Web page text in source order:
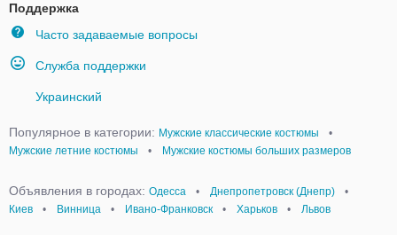
Поддержка
Часто задаваемые вопросы
Служба поддержки
Украинский
Популярное в категории: Мужские классические костюмы
•
Мужские летние костюмы
• Мужские костюмы больших размеров
Объявления в городах: Одесса • Днепропетровск (Днепр)
•
Киев
• Винница • Ивано-Франковск • Харьков • Львов